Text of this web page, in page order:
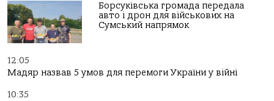
Борсуківська громада передала
авто і дрон для військових на
Сумський напрямок
12:05
Мадяр назвав 5 умов для перемоги України у війні
10:35